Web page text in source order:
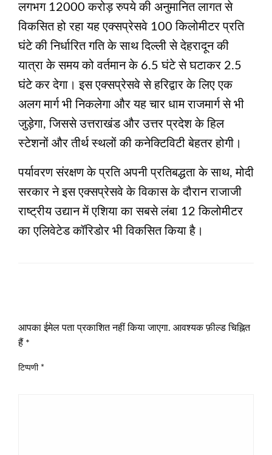
लगभग 12000 करोड़ रुपये की अनुमानित लागत से
विकसित हो रहा यह एक्सप्रेसवे 100 किलोमीटर प्रति
घंटे की निर्धारित गति के साथ दिल्ली से देहरादून की
यात्रा के समय को वर्तमान के 6.5 घंटे से घटाकर 2.5
घंटे कर देगा। इस एक्सप्रेसवे से हरिद्वार के लिए एक
अलग मार्ग भी निकलेगा और यह चार धाम राजमार्ग से भी
जुड़ेगा, जिससे उत्तराखंड और उत्तर प्रदेश के हिल
स्टेशनों और तीर्थ स्थलों की कनेक्टिविटी बेहतर होगी।
पर्यावरण संरक्षण के प्रति अपनी प्रतिबद्धता के साथ, मोदी
सरकार ने इस एक्सप्रेसवे के विकास के दौरान राजाजी
राष्ट्रीय उद्यान में एशिया का सबसे लंबा 12 किलोमीटर
का एलिवेटेड कॉरिडोर भी विकसित किया है।
आपका ईमेल पता प्रकाशित नहीं किया जाएगा. आवश्यक फ़ील्ड चिह्नित
हैं *
टिप्पणी *